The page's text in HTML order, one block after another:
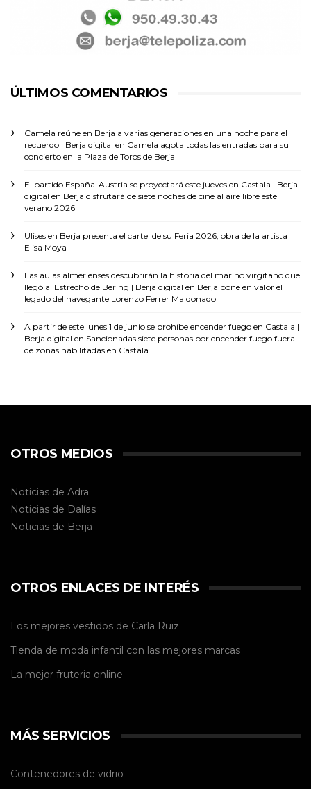
ÚLTIMOS COMENTARIOS
Camela reúne en Berja a varias generaciones en una noche para el
recuerdo | Berja digital en Camela agota todas las entradas para su
concierto en la Plaza de Toros de Berja
El partido España-Austria se proyectará este jueves en Castala | Berja
digital en Berja disfrutará de siete noches de cine al aire libre este
verano 2026
Ulises en Berja presenta el cartel de su Feria 2026, obra de la artista
Elisa Moya
Las aulas almerienses descubrirán la historia del marino virgitano que
llegó al Estrecho de Bering | Berja digital en Berja pone en valor el
legado del navegante Lorenzo Ferrer Maldonado
A partir de este lunes 1 de junio se prohíbe encender fuego en Castala |
Berja digital en Sancionadas siete personas por encender fuego fuera
de zonas habilitadas en Castala
OTROS MEDIOS
Noticias de Adra
Noticias de Dalías
Noticias de Berja
OTROS ENLACES DE INTERÉS
Los mejores vestidos de Carla Ruiz
Tienda de moda infantil con las mejores marcas
La mejor fruteria online
MÁS SERVICIOS
Contenedores de vidrio